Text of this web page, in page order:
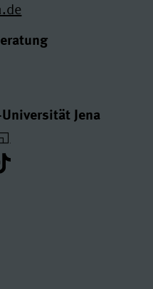
Jena
Profil
Tiktok-Profil